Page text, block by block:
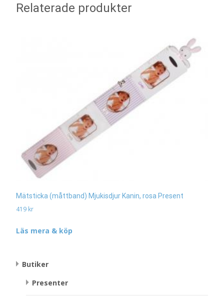
Relaterade produkter
Mätsticka (måttband) Mjukisdjur Kanin, rosa Present
419 kr
Läs mera & köp
Butiker
Presenter